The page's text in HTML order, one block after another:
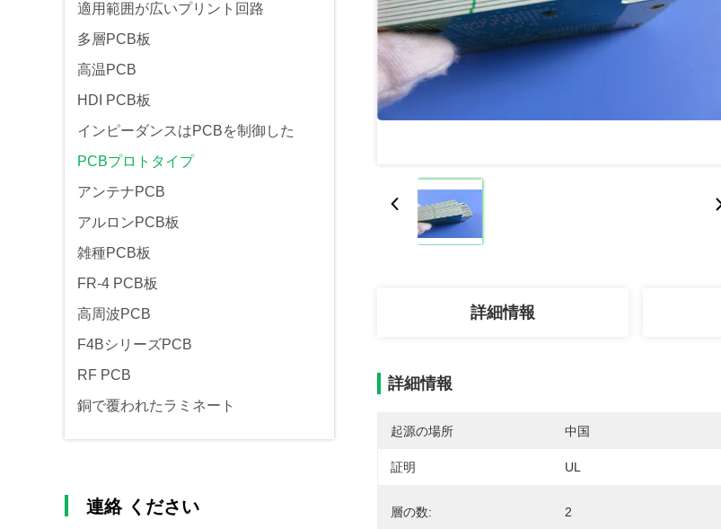
適用範囲が広いプリント回路
多層PCB板
高温PCB
HDI PCB板
インピーダンスはPCBを制御した
PCBプロトタイプ
アンテナPCB
アルロンPCB板
雑種PCB板
FR-4 PCB板
高周波PCB
F4BシリーズPCB
RF PCB
銅で覆われたラミネート
連絡 ください
詳細情報
詳細情報
起源の場所 中国
証明 UL
層の数: 2